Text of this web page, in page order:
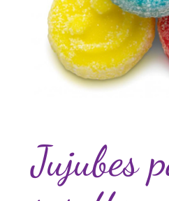
Jujubes